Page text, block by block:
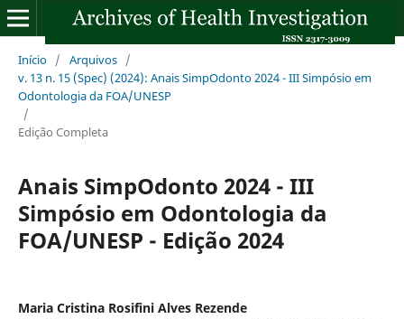
Início / Arquivos /
v. 13 n. 15 (Spec) (2024): Anais SimpOdonto 2024 - III Simpósio em
Odontologia da FOA/UNESP
/
Edição Completa
Anais SimpOdonto 2024 - III
Simpósio em Odontologia da
FOA/UNESP - Edição 2024
Maria Cristina Rosifini Alves Rezende